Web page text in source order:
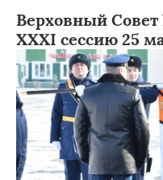
Верховный Совет
XXXI сессию 25